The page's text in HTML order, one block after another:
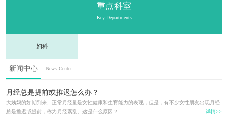
重点科室
Key Departments
妇科
新闻中心 News Center
月经总是提前或推迟怎么办？
大姨妈的如期到来、正常月经量是女性健康和生育能力的表现，但是，有不少女性朋友出现月经
总是推迟或提前，称为月经紊乱。这是什么原因？...
详情>>